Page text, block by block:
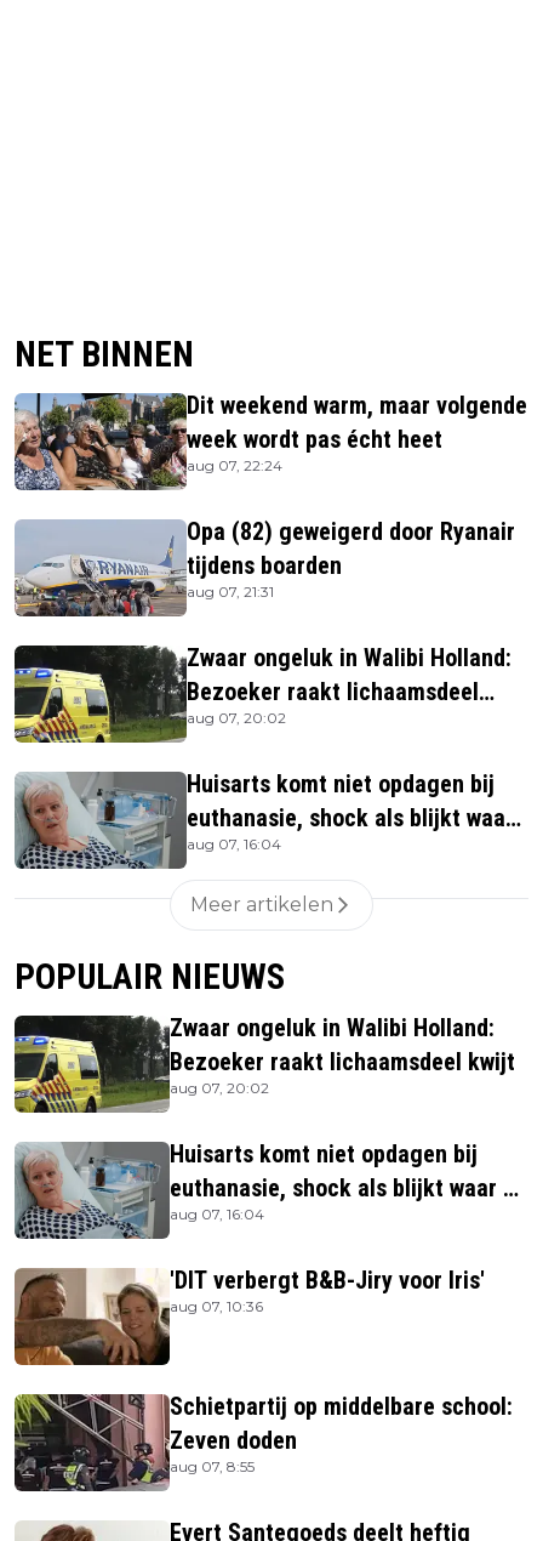
NET BINNEN
Dit weekend warm, maar volgende
week wordt pas écht heet
aug 07, 22:24
Opa (82) geweigerd door Ryanair
tijdens boarden
aug 07, 21:31
Zwaar ongeluk in Walibi Holland:
Bezoeker raakt lichaamsdeel
kwijt
aug 07, 20:02
Huisarts komt niet opdagen bij
euthanasie, shock als blijkt waar
ze is
aug 07, 16:04
Meer artikelen
POPULAIR NIEUWS
Zwaar ongeluk in Walibi Holland:
Bezoeker raakt lichaamsdeel kwijt
aug 07, 20:02
Huisarts komt niet opdagen bij
euthanasie, shock als blijkt waar ze
is
aug 07, 16:04
'DIT verbergt B&B-Jiry voor Iris'
aug 07, 10:36
Schietpartij op middelbare school:
Zeven doden
aug 07, 8:55
Evert Santegoeds deelt heftig